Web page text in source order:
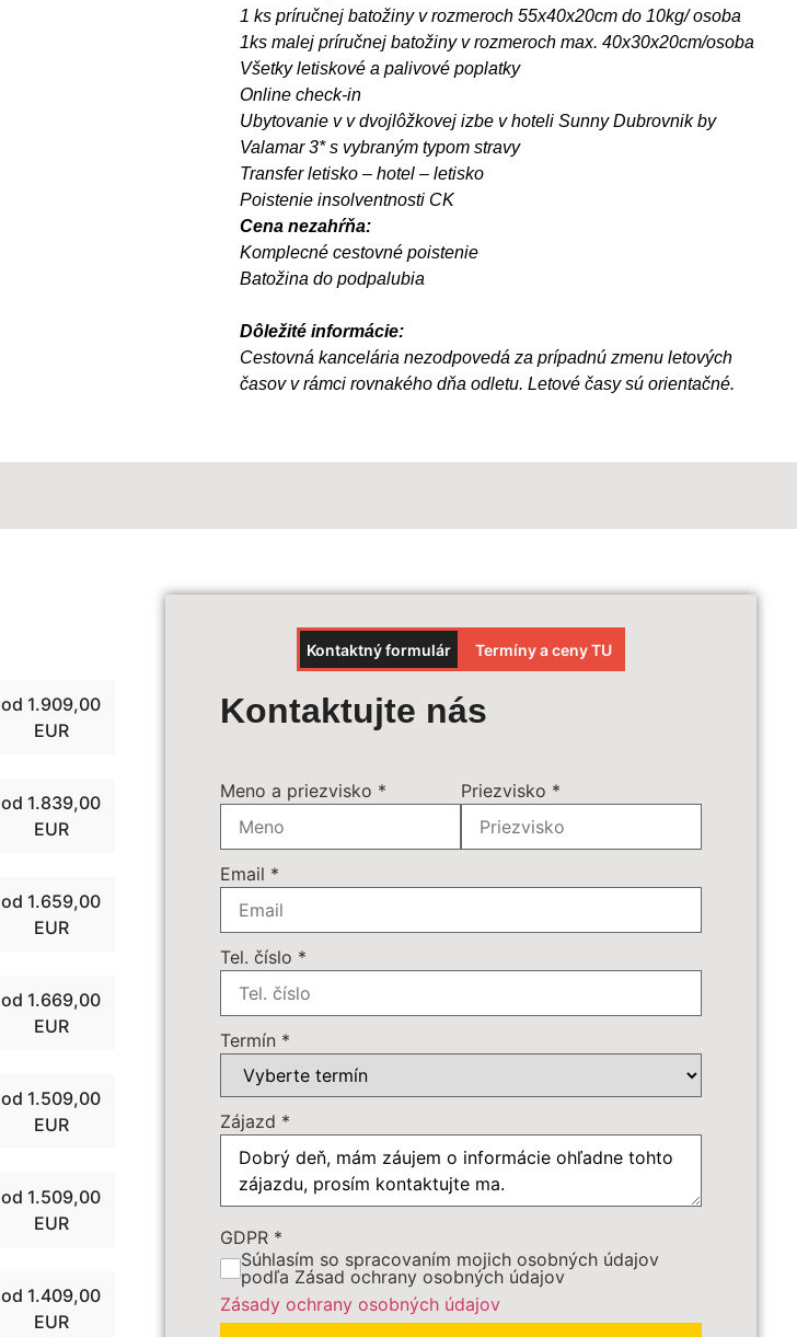
1 ks príručnej batožiny v rozmeroch 55x40x20cm do 10kg/ osoba
1ks malej príručnej batožiny v rozmeroch max. 40x30x20cm/osoba
Všetky letiskové a palivové poplatky
Online check-in
Ubytovanie v v dvojlôžkovej izbe v hoteli Sunny Dubrovnik by
Valamar 3* s vybraným typom stravy
Transfer letisko – hotel – letisko
Poistenie insolventnosti CK
Cena nezahŕňa:
Komplecné cestovné poistenie
Batožina do podpalubia
Dôležité informácie:
Cestovná kancelária nezodpovedá za prípadnú zmenu letových
časov v rámci rovnakého dňa odletu. Letové časy sú orientačné.
od 1.909,00
EUR
od 1.839,00
EUR
od 1.659,00
EUR
od 1.669,00
EUR
od 1.509,00
EUR
od 1.509,00
EUR
od 1.409,00
EUR
Kontaktný formulár Termíny a ceny TU
Kontaktujte nás
Meno a priezvisko * Priezvisko *
Email *
Tel. číslo *
Termín *
Zájazd *
GDPR *
Súhlasím so spracovaním mojich osobných údajov
podľa Zásad ochrany osobných údajov
Zásady ochrany osobných údajov
Výpočet ceny
Povinné príplatky:*
Doplnkové služby:
89 € - Batožina do podpalubia
Počet osôb
Cena zájazdu
Dôležité: